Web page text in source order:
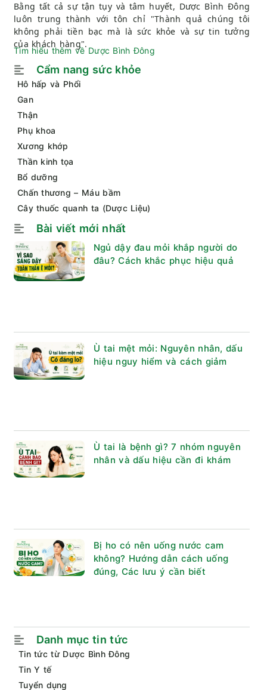
Bằng tất cả sự tận tụy và tâm huyết, Dược Bình Đông
luôn trung thành với tôn chỉ "Thành quả chúng tôi
không phải tiền bạc mà là sức khỏe và sự tin tưởng
của khách hàng".
Tìm hiểu thêm về Dược Bình Đông
Cẩm nang sức khỏe
Hô hấp và Phổi
Gan
Thận
Phụ khoa
Xương khớp
Thần kinh tọa
Bổ dưỡng
Chấn thương – Máu bầm
Cây thuốc quanh ta (Dược Liệu)
Bài viết mới nhất
Ngủ dậy đau mỏi khắp người do
đâu? Cách khắc phục hiệu quả
Ù tai mệt mỏi: Nguyên nhân, dấu
hiệu nguy hiểm và cách giảm
Ù tai là bệnh gì? 7 nhóm nguyên
nhân và dấu hiệu cần đi khám
Bị ho có nên uống nước cam
không? Hướng dẫn cách uống
đúng, Các lưu ý cần biết
Danh mục tin tức
Tin tức từ Dược Bình Đông
Tin Y tế
Tuyển dụng